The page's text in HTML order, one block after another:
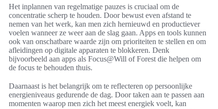
Het inplannen van regelmatige pauzes is cruciaal om de
concentratie scherp te houden. Door bewust even afstand te
nemen van het werk, kan men zich hernieuwd en productiever
voelen wanneer ze weer aan de slag gaan. Apps en tools kunnen
ook van onschatbare waarde zijn om prioriteiten te stellen en om
afleidingen op digitale apparaten te blokkeren. Denk
bijvoorbeeld aan apps als Focus@Will of Forest die helpen om
de focus te behouden thuis.
Daarnaast is het belangrijk om te reflecteren op persoonlijke
energieniveaus gedurende de dag. Door taken aan te passen aan
momenten waarop men zich het meest energiek voelt, kan